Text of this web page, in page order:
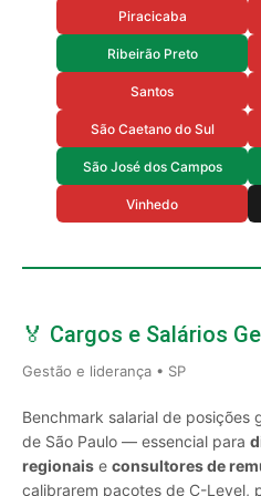
Piracicaba
Ribeirão Preto
Santos
São Caetano do Sul
São José dos Campos
Vinhedo
🏅 Cargos e Salários
Gestão e liderança • SP
Benchmark salarial de posições
de São Paulo — essencial para
regionais e consultores de
calibrarem pacotes de C-Level,